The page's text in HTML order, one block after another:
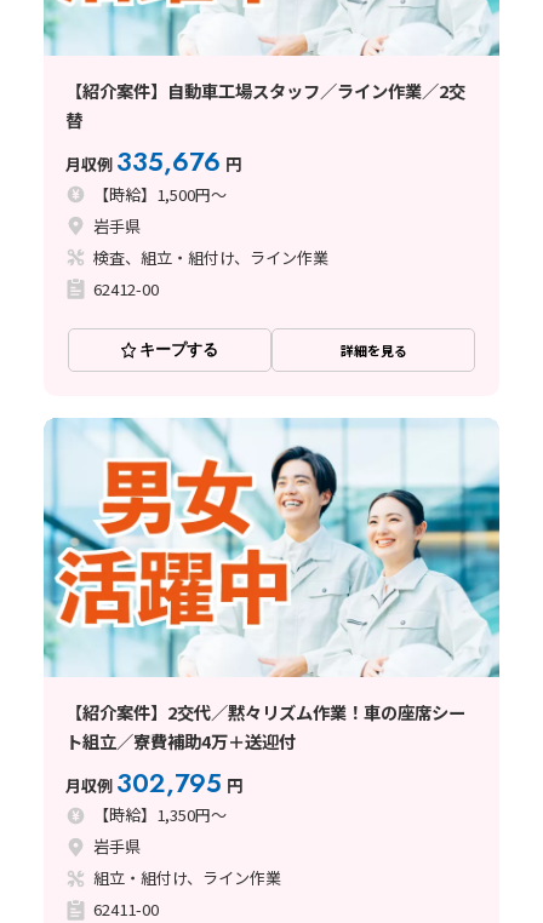
【紹介案件】自動車工場スタッフ／ライン作業／2交
替
月収例 335,676 円
【時給】1,500円～
岩手県
検査、組立・組付け、ライン作業
62412-00
キープする 詳細を見る
【紹介案件】2交代／黙々リズム作業！車の座席シー
ト組立／寮費補助4万＋送迎付
月収例 302,795 円
【時給】1,350円～
岩手県
組立・組付け、ライン作業
62411-00